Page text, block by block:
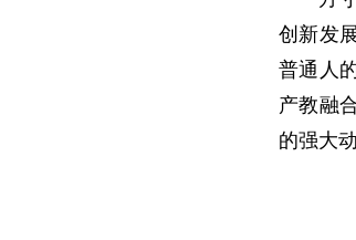
创新发
普通人
产教融
的强大